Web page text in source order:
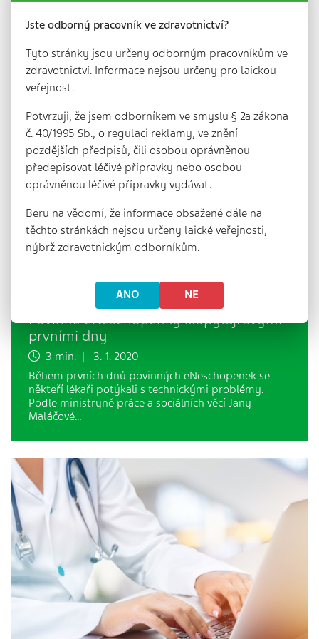
Článek informuje o nově schváleném etickém
kodexu ČLK pro lékaře působící na sociálních sítích.
Kodex klade důraz na odbornou přesnost,…
Povinné eNeschopenky klopýtají svými
prvními dny
3 min. | 3. 1. 2020
Během prvních dnů povinných eNeschopenek se
někteří lékaři potýkali s technickými problémy.
Podle ministryně práce a sociálních věcí Jany
Maláčové…
Jste odborný pracovník ve zdravotnictví?
Tyto stránky jsou určeny odborným pracovníkům ve
zdravotnictví. Informace nejsou určeny pro laickou
veřejnost.
Potvrzuji, že jsem odborníkem ve smyslu § 2a zákona
č. 40/1995 Sb., o regulaci reklamy, ve znění
pozdějších předpisů, čili osobou oprávněnou
předepisovat léčivé přípravky nebo osobou
oprávněnou léčivé přípravky vydávat.
Beru na vědomí, že informace obsažené dále na
těchto stránkách nejsou určeny laické veřejnosti,
nýbrž zdravotnickým odborníkům.
ANO NE